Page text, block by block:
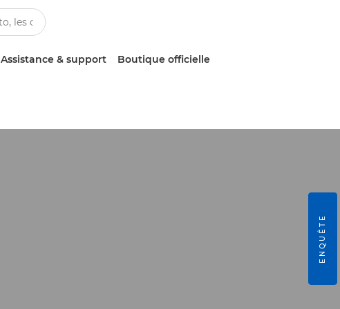
Assistance & support Boutique officielle
ENQUÊTE